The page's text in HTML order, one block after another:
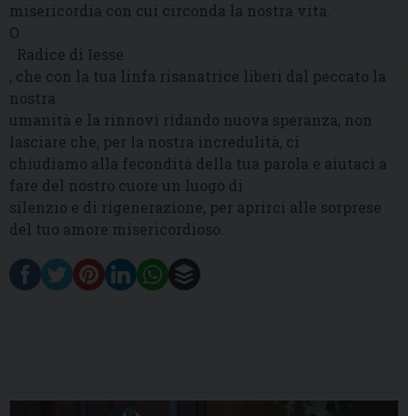
misericordia con cui circonda la nostra vita.
O
Radice di Iesse
, che con la tua linfa risanatrice liberi dal peccato la
nostra
umanità e la rinnovi ridando nuova speranza, non
lasciare che, per la nostra incredulità, ci
chiudiamo alla fecondità della tua parola e aiutaci a
fare del nostro cuore un luogo di
silenzio e di rigenerazione, per aprirci alle sorprese
del tuo amore misericordioso.